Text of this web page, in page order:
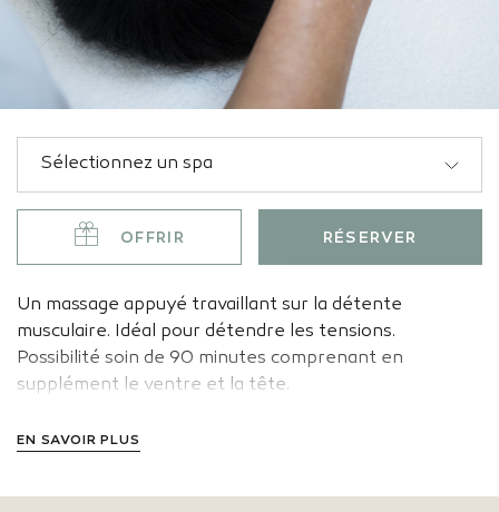
OFFRIR RÉSERVER
Un massage appuyé travaillant sur la détente
musculaire. Idéal pour détendre les tensions.
Possibilité soin de 90 minutes comprenant en
supplément le ventre et la tête.
EN SAVOIR PLUS